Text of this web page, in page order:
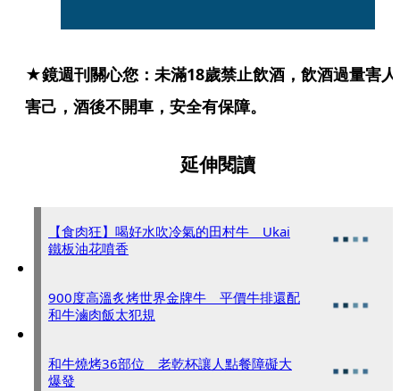
★鏡週刊關心您：未滿18歲禁止飲酒，飲酒過量害人
害己，酒後不開車，安全有保障。
延伸閱讀
【食肉狂】喝好水吹冷氣的田村牛 Ukai
鐵板油花噴香
900度高溫炙烤世界金牌牛 平價牛排還配
和牛滷肉飯太犯規
和牛燒烤36部位 老乾杯讓人點餐障礙大
爆發